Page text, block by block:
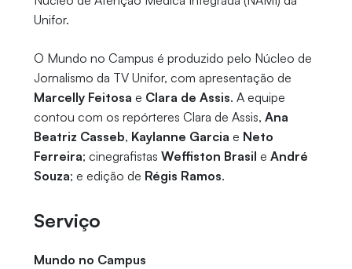
Unifor.
O Mundo no Campus é produzido pelo Núcleo de
Jornalismo da TV Unifor, com apresentação de
Marcelly Feitosa e Clara de Assis. A equipe
contou com os repórteres Clara de Assis, Ana
Beatriz Casseb, Kaylanne Garcia e Neto
Ferreira; cinegrafistas Weffiston Brasil e André
Souza; e edição de Régis Ramos.
Serviço
Mundo no Campus